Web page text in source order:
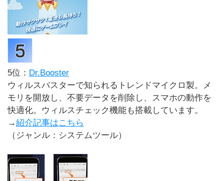
5位： Dr.Booster
ウィルスバスターで知られるトレンドマイクロ製。メ
モリを開放し、不要データを削除し、スマホの動作を
快適化。ウィルスチェック機能も搭載しています。
→紹介記事はこちら
（ジャンル：システムツール）